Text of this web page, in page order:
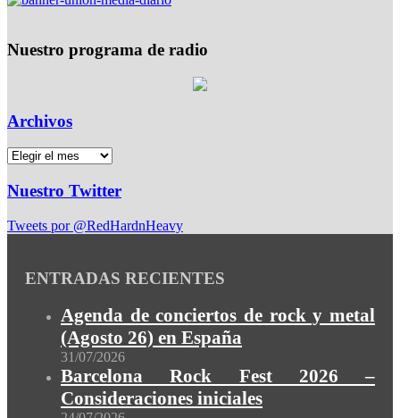
Nuestro programa de radio
Archivos
Nuestro Twitter
Tweets por @RedHardnHeavy
ENTRADAS RECIENTES
Agenda de conciertos de rock y metal
(Agosto 26) en España
31/07/2026
Barcelona Rock Fest 2026 –
Consideraciones iniciales